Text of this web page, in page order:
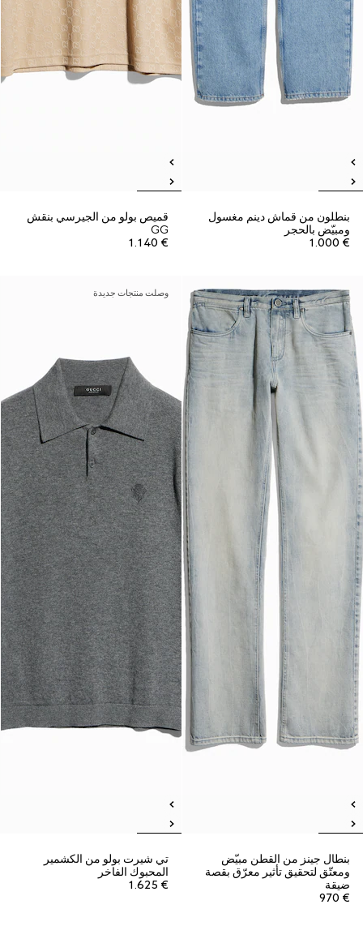
بنطلون من قماش دينم مغسول
ومبيّض بالحجر
€ 1.000
قميص بولو من الجيرسي بنقش
GG
€ 1.140
بنطال جينز من القطن مبيّض
ومعتّق لتحقيق تأثير معرّق بقصة
ضيقة
€ 970
وصلت منتجات جديدة
تي شيرت بولو من الكشمير
المحبوك الفاخر
€ 1.625